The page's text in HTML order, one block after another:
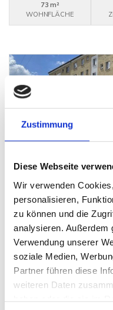
Zustimmung
Diese Webseite
Wir verwenden
personalisieren,
zu können und die
analysieren. Außerdem
Verwendung unserer
soziale Medien,
Partner führen diese
weiteren Daten
haben oder die sie im
73 m²
WOHNFLÄCHE
169.500,- €
Wohnküche und
Etagenwohnung
55 m²
WOHNFLÄCHE